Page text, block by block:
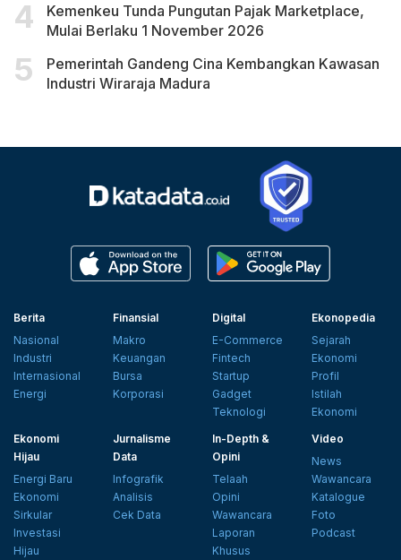
Kemenkeu Tunda Pungutan Pajak Marketplace,
Mulai Berlaku 1 November 2026
Pemerintah Gandeng Cina Kembangkan Kawasan
Industri Wiraraja Madura
Berita
Nasional
Industri
Internasional
Energi
Finansial
Makro
Keuangan
Bursa
Korporasi
Digital
E-Commerce
Fintech
Startup
Gadget
Teknologi
Ekonopedia
Sejarah
Ekonomi
Profil
Istilah
Ekonomi
Ekonomi
Hijau
Energi Baru
Ekonomi
Sirkular
Investasi
Hijau
Jurnalisme
Data
Infografik
Analisis
Cek Data
In-Depth &
Opini
Telaah
Opini
Wawancara
Laporan
Khusus
Video
News
Wawancara
Katalogue
Foto
Podcast